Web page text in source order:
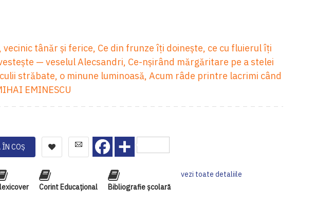
vecinic tânăr şi ferice, Ce din frunze îţi doineşte, ce cu fluierul îţi
— veselul Alecsandri, Ce-nşirând mărgăritare pe a stelei
străbate, o minune luminoasă, Acum râde printre lacrimi când
EMINESCU
ÎN COȘ
Facebook
Corint Educaţional Bibliografie școlară
vezi toate detaliile